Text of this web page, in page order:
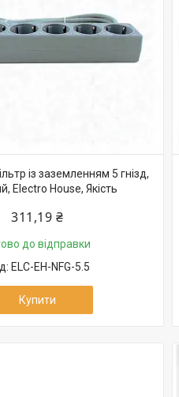
із заземленням 5 гнізд,
Electro House, Якість
311,19 ₴
до відправки
ELC-EH-NFG-5.5
Купити